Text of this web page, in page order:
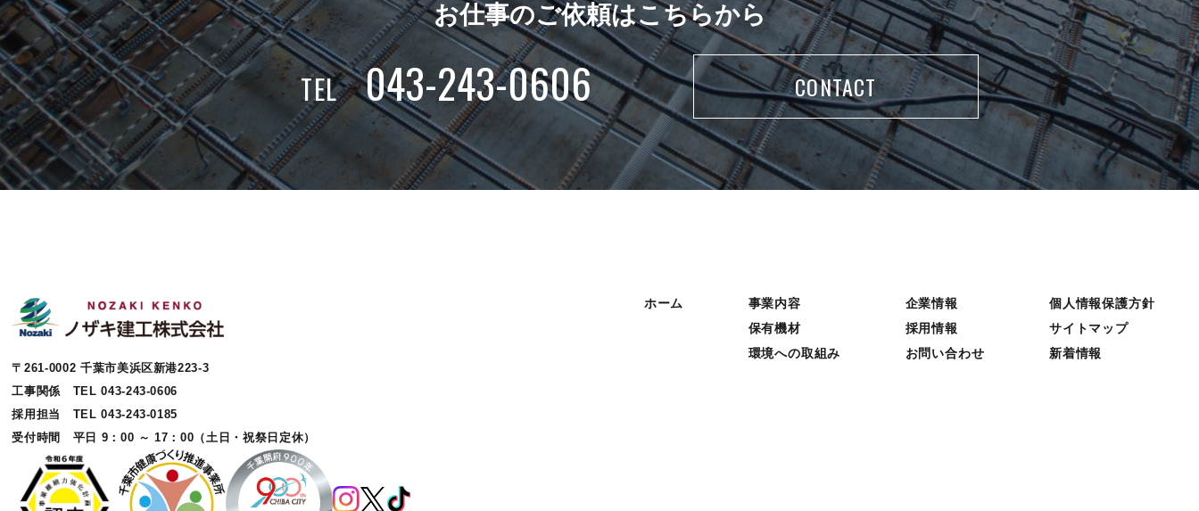
お仕事のご依頼はこちらから
TEL 043-243-0606 CONTACT
〒261-0002 千葉市美浜区新港223-3
工事関係 TEL 043-243-0606
採用担当 TEL 043-243-0185
受付時間 平日 9：00 ～ 17：00（土日・祝祭日定休）
ホーム
事業内容
保有機材
環境への取組み
企業情報
採用情報
お問い合わせ
個人情報保護方針
サイトマップ
新着情報